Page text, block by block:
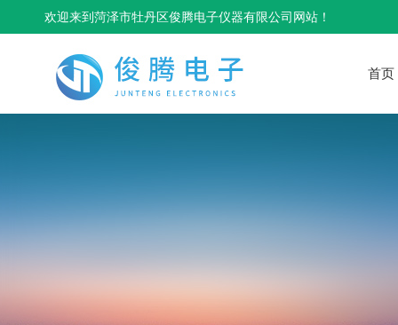
欢迎来到菏泽市牡丹区俊腾电子仪器有限公司网站！
首页